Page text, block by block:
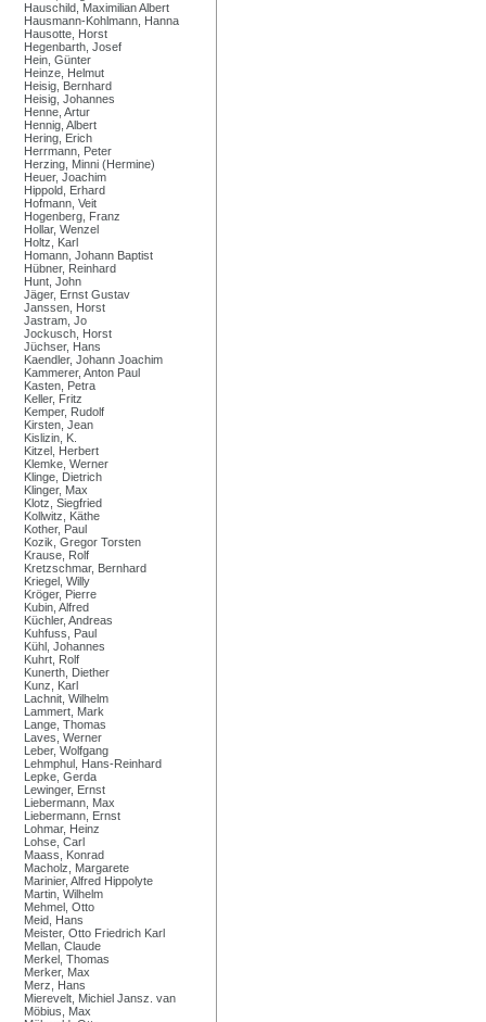
Hauschild, Maximilian Albert
Hausmann-Kohlmann, Hanna
Hausotte, Horst
Hegenbarth, Josef
Hein, Günter
Heinze, Helmut
Heisig, Bernhard
Heisig, Johannes
Henne, Artur
Hennig, Albert
Hering, Erich
Herrmann, Peter
Herzing, Minni (Hermine)
Heuer, Joachim
Hippold, Erhard
Hofmann, Veit
Hogenberg, Franz
Hollar, Wenzel
Holtz, Karl
Homann, Johann Baptist
Hübner, Reinhard
Hunt, John
Jäger, Ernst Gustav
Janssen, Horst
Jastram, Jo
Jockusch, Horst
Jüchser, Hans
Kaendler, Johann Joachim
Kammerer, Anton Paul
Kasten, Petra
Keller, Fritz
Kemper, Rudolf
Kirsten, Jean
Kislizin, K.
Kitzel, Herbert
Klemke, Werner
Klinge, Dietrich
Klinger, Max
Klotz, Siegfried
Kollwitz, Käthe
Kother, Paul
Kozik, Gregor Torsten
Krause, Rolf
Kretzschmar, Bernhard
Kriegel, Willy
Kröger, Pierre
Kubin, Alfred
Küchler, Andreas
Kuhfuss, Paul
Kühl, Johannes
Kuhrt, Rolf
Kunerth, Diether
Kunz, Karl
Lachnit, Wilhelm
Lammert, Mark
Lange, Thomas
Laves, Werner
Leber, Wolfgang
Lehmphul, Hans-Reinhard
Lepke, Gerda
Lewinger, Ernst
Liebermann, Max
Liebermann, Ernst
Lohmar, Heinz
Lohse, Carl
Maass, Konrad
Macholz, Margarete
Marinier, Alfred Hippolyte
Martin, Wilhelm
Mehmel, Otto
Meid, Hans
Meister, Otto Friedrich Karl
Mellan, Claude
Merkel, Thomas
Merker, Max
Merz, Hans
Mierevelt, Michiel Jansz. van
Möbius, Max